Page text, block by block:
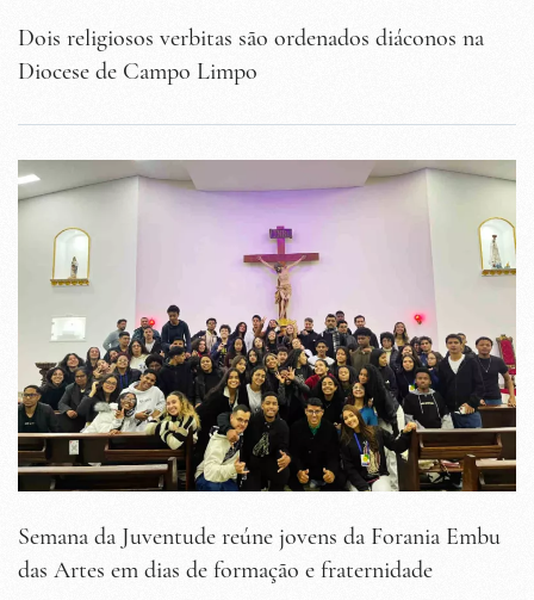
Dois religiosos verbitas são ordenados diáconos na
Diocese de Campo Limpo
Semana da Juventude reúne jovens da Forania Embu
das Artes em dias de formação e fraternidade